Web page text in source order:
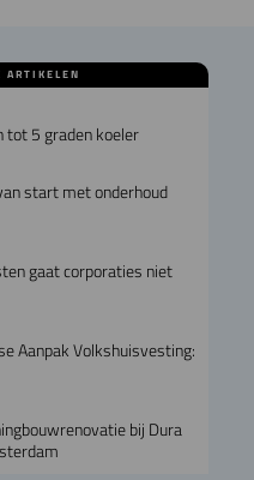
ARTIKELEN
tot 5 graden koeler
start met onderhoud
gaat corporaties niet
Aanpak Volkshuisvesting:
bij Dura